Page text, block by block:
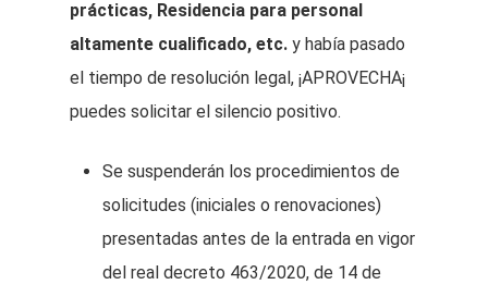
prácticas, Residencia para personal
altamente cualificado, etc. y había pasado
el tiempo de resolución legal, ¡APROVECHA¡
puedes solicitar el silencio positivo.
Se suspenderán los procedimientos de
solicitudes (iniciales o renovaciones)
presentadas antes de la entrada en vigor
del real decreto 463/2020, de 14 de